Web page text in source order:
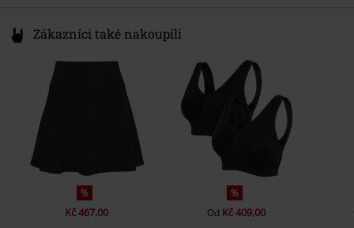
Zákazníci také nakoupili
%
Kč 467,00
%
Od Kč 409,00